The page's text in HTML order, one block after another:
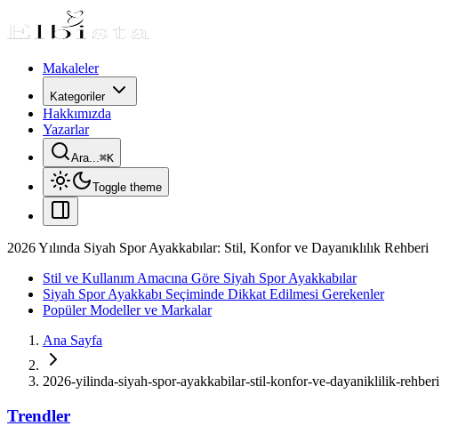
Makaleler
Kategoriler
Hakkımızda
Yazarlar
Ara...⌘K
Toggle theme
2026 Yılında Siyah Spor Ayakkabılar: Stil, Konfor ve Dayanıklılık Rehberi
Stil ve Kullanım Amacına Göre Siyah Spor Ayakkabılar
Siyah Spor Ayakkabı Seçiminde Dikkat Edilmesi Gerekenler
Popüler Modeller ve Markalar
Ana Sayfa
2026-yilinda-siyah-spor-ayakkabilar-stil-konfor-ve-dayaniklilik-rehberi
Trendler